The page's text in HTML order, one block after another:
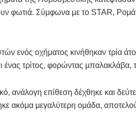
φωτιά. Σύμφωνα με το STAR, Ρομά
ενός οχήματος κινήθηκαν τρία
ένας τρίτος, φορώντας μπαλακλάβα,
ανάλογη επίθεση δέχθηκε και
ακόμα μεγαλύτερη ομάδα,